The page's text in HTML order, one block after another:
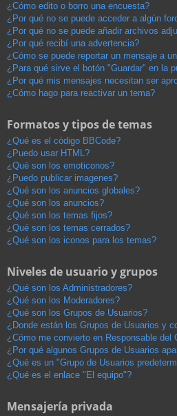
¿Cómo edito o borro una encuesta?
¿Por qué no se puede acceder a algún
¿Por qué no se puede añadir archivos
¿Por qué recibí una advertencia?
¿Cómo se puede reportar un mensaje a
¿Para qué sirve el botón "Guardar" en la
¿Por qué mis mensajes necesitan ser
¿Cómo hago para reactivar un tema?
Formatos y tipos de temas
¿Qué es el código BBCode?
¿Puedo usar HTML?
¿Qué son los emoticonos?
¿Puedo publicar imagenes?
¿Qué son los anuncios globales?
¿Qué son los anuncios?
¿Qué son los temas fijos?
¿Qué son los temas cerrados?
¿Qué son los iconos para los temas?
Niveles de usuario y grupos
¿Qué son los Administradores?
¿Qué son los Moderadores?
¿Qué son los Grupos de Usuarios?
¿Donde están los Grupos de Usuarios y
¿Cómo me convierto en Responsable del
¿Por qué algunos Grupos de Usuarios
¿Qué es un "Grupo de Usuarios
¿Qué es el enlace "El equipo"?
Mensajería privada